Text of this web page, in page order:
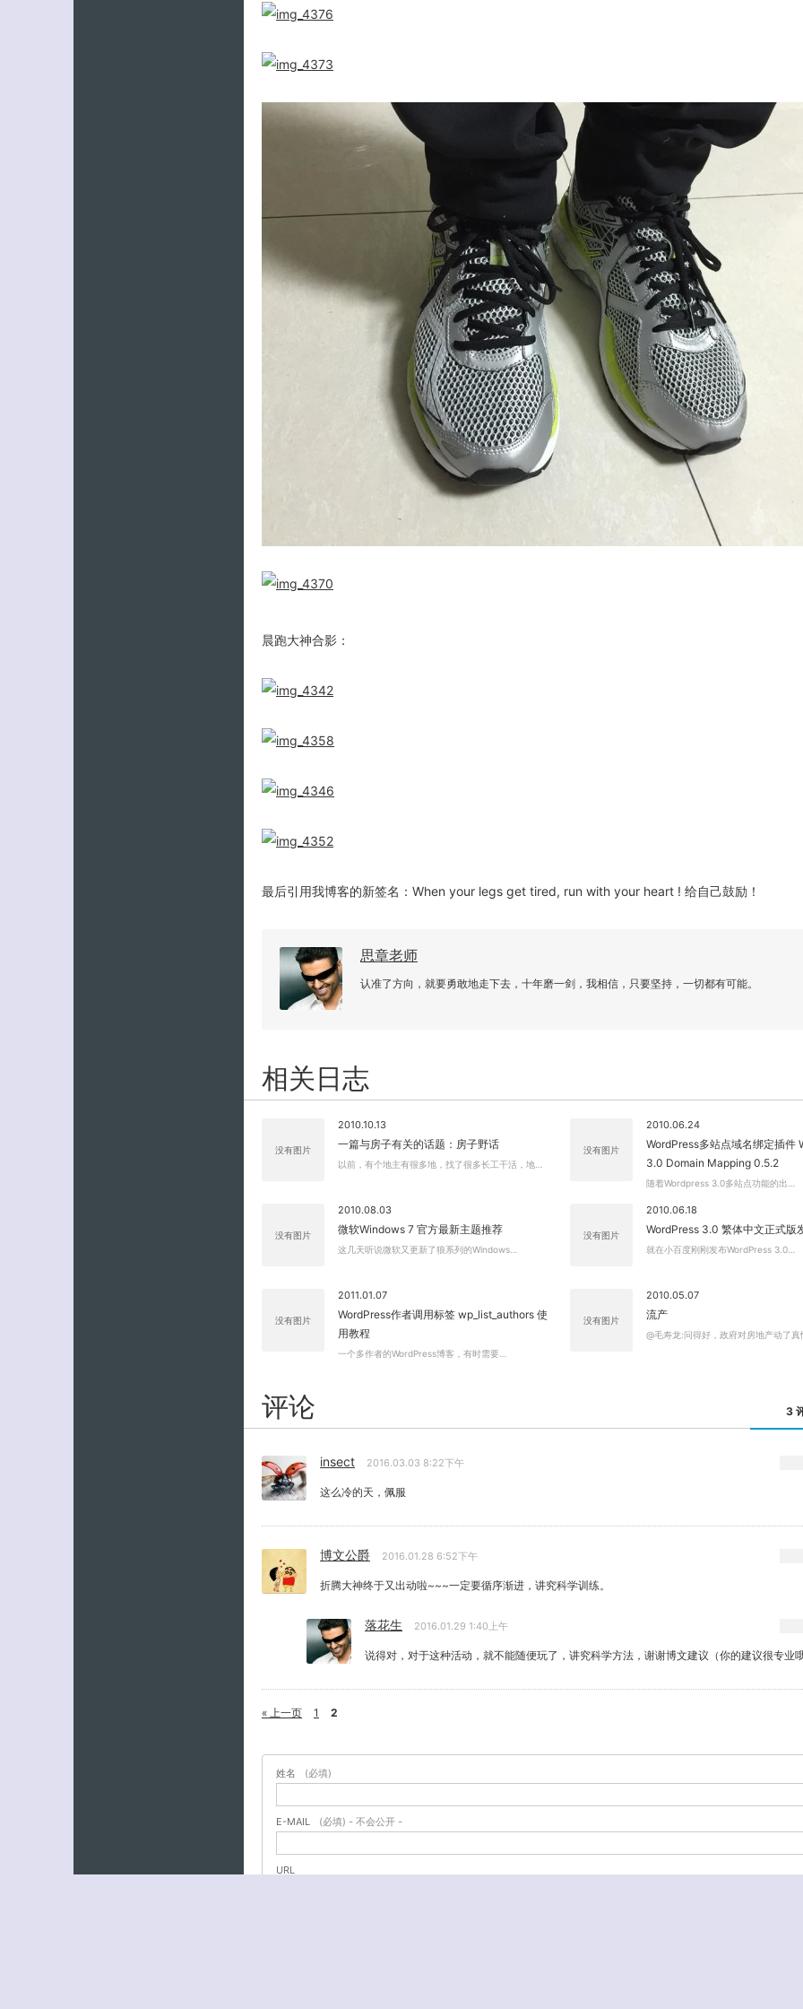
晨跑大神合影：
最后引用我博客的新签名：When your legs get tired, run with your heart ! 给自己鼓励！
思章老师
认准了方向，就要勇敢地走下去，十年磨一剑，我相信，只要坚持，一切都有可能。
相关日志
没有图片
2010.10.13
一篇与房子有关的话题：房子野话
以前，有个地主有很多地，找了很多长工干活，地…
没有图片
2010.06.24
WordPress多站点域名绑定插件
3.0 Domain Mapping 0.5.2
随着Wordpress 3.0多站点功能的出…
没有图片
2010.08.03
微软Windows 7 官方最新主题推荐
这几天听说微软又更新了狼系列的Windows…
没有图片
2010.06.18
WordPress 3.0 繁体中文正式版
就在小百度刚刚发布WordPress 3.0…
没有图片
2011.01.07
WordPress作者调用标签 wp_list_authors 使
用教程
一个多作者的WordPress博客，有时需要…
没有图片
2010.05.07
流产
@毛寿龙:问得好，政府对房地产动了
评论 3
insect 2016.03.03 8:22下午
这么冷的天，佩服
博文公爵 2016.01.28 6:52下午
折腾大神终于又出动啦~~~一定要循序渐进，讲究科学训练。
落花生 2016.01.29 1:40上午
说得对，对于这种活动，就不能随便玩了，讲究科学方法，谢谢博文建议（你的建议很专业
« 上一页 1 2
姓名 (必填)
E-MAIL (必填) - 不会公开 -
URL